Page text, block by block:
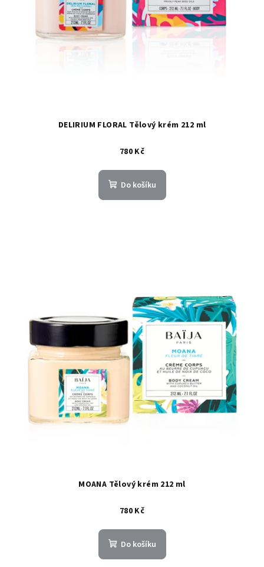
DELIRIUM FLORAL Tělový krém 212 ml
780 Kč
Do košíku
MOANA Tělový krém 212 ml
780 Kč
Do košíku